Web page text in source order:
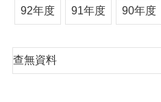
92年度 91年度 90年度
查無資料